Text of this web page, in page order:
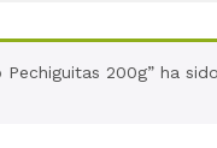
Pechiguitas 200g” ha